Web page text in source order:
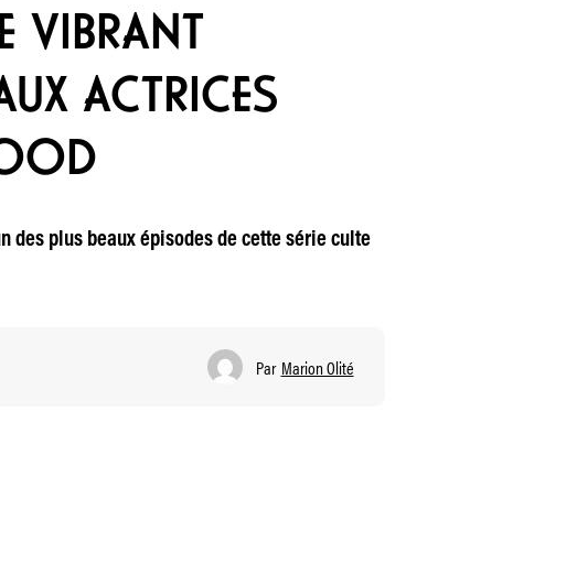
VIBRANT
ACTRICES
des plus beaux épisodes de cette série culte
Par Marion Olité